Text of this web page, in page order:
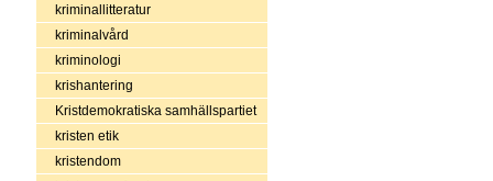
kriminallitteratur
kriminalvård
kriminologi
krishantering
Kristdemokratiska samhällspartiet
kristen etik
kristendom